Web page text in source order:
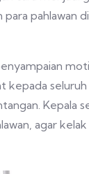
pahlawan
kepada
Kepala
agar kelak